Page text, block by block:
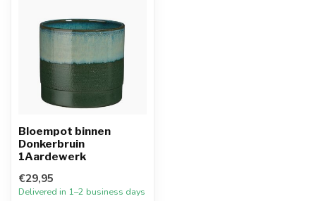
Bloempot binnen
Donkerbruin
1Aardewerk
€29,95
Delivered in 1–2 business days